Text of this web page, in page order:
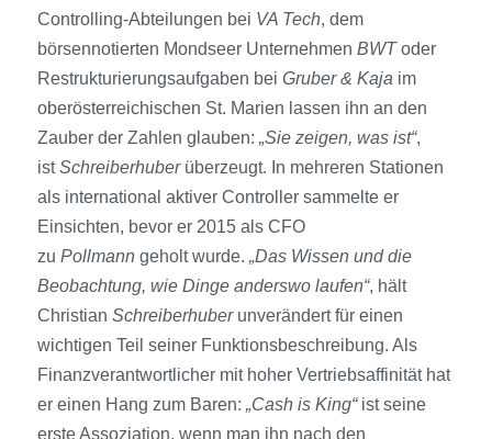
Controlling-Abteilungen bei VA Tech, dem
börsennotierten Mondseer Unternehmen BWToder
Restrukturierungsaufgaben bei Gruber & Kaja im
oberösterreichischen St. Marien lassen ihn an den
Zauber der Zahlen glauben: „Sie zeigen, was ist“,
istSchreiberhuberüberzeugt. In mehreren Stationen
als international aktiver Controller sammelte er
Einsichten, bevor er 2015 als CFO
zu Pollmanngeholt wurde. „Das Wissen und die
Beobachtung, wie Dinge anderswo laufen“, hält
Christian Schreiberhuberunverändert für einen
wichtigen Teil seiner Funktionsbeschreibung. Als
Finanzverantwortlicher mit hoher Vertriebsaffinität hat
er einen Hang zum Baren: „Cash is King“ist seine
erste Assoziation, wenn man ihn nach den